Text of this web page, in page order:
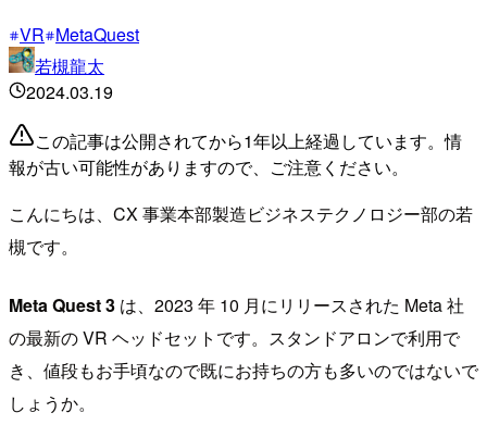
VR MetaQuest
若槻龍太
2024.03.19
この記事は公開されてから1年以上経過しています。情
報が古い可能性がありますので、ご注意ください。
こんにちは、CX 事業本部製造ビジネステクノロジー部の若
槻です。
Meta Quest 3 は、2023 年 10 月にリリースされた Meta 社
の最新の VR ヘッドセットです。スタンドアロンで利用で
き、値段もお手頃なので既にお持ちの方も多いのではないで
しょうか。